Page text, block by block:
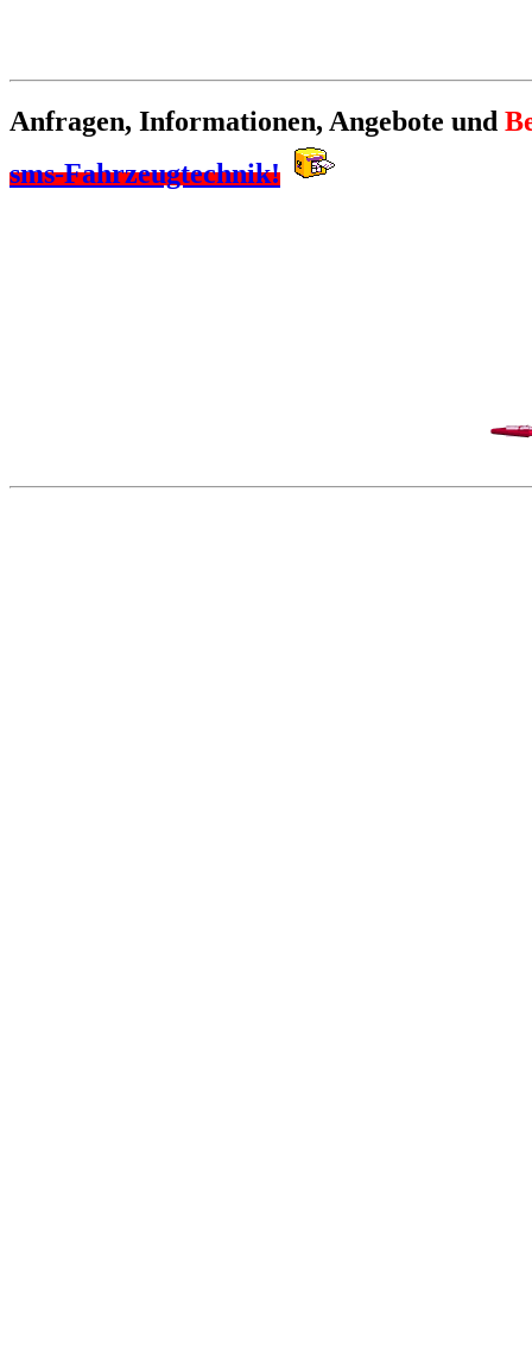
Anfragen, Informationen, Angebote und
sms-Fahrzeugtechnik!